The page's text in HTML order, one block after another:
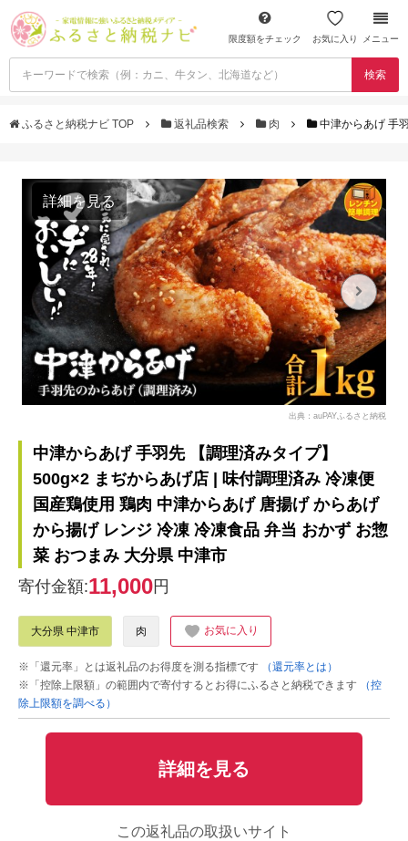
限度額をチェック お気に入り メニュー
検索
ふるさと納税ナビ TOP 返礼品検索 肉 中津からあげ 手
詳細を見る
出典：auPAYふるさと納税
中津からあげ 手羽先 【調理済みタイプ】
500g×2 まぢからあげ店 | 味付調理済み 冷凍便
国産鶏使用 鶏肉 中津からあげ 唐揚げ からあげ
から揚げ レンジ 冷凍 冷凍食品 弁当 おかず お惣
菜 おつまみ 大分県 中津市
寄付金額:11,000円
大分県 中津市 肉 お気に入り
※「還元率」とは返礼品のお得度を測る指標です
（還元率とは）
※「控除上限額」の範囲内で寄付するとお得にふるさと納税できます
（控
除上限額を調べる）
詳細を見る
この返礼品の取扱いサイト